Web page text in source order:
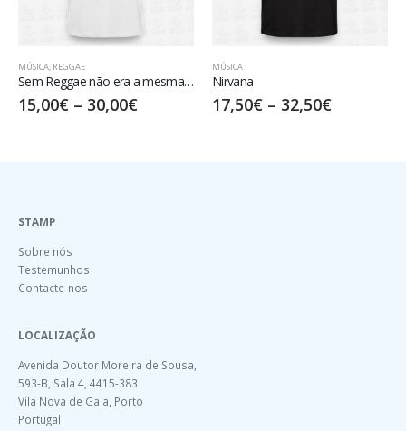
MÚSICA, REGGAE
Sem Reggae não era a mesma coisa!
15,00€ – 30,00€
MÚSICA
Nirvana
17,50€ – 32,50€
STAMP
Sobre nós
Testemunhos
Contacte-nos
LOCALIZAÇÃO
Avenida Doutor Moreira de Sousa,
593-B, Sala 4, 4415-383
Vila Nova de Gaia, Porto
Portugal